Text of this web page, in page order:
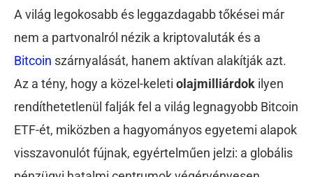
A világ legokosabb és leggazdagabb tőkései már
nem a partvonalról nézik a kriptovaluták és a
Bitcoin szárnyalását, hanem aktívan alakítják azt.
Az a tény, hogy a közel-keleti olajmilliárdok ilyen
rendíthetetlenül falják fel a világ legnagyobb Bitcoin
ETF-ét, miközben a hagyományos egyetemi alapok
visszavonulót fújnak, egyértelműen jelzi: a globális